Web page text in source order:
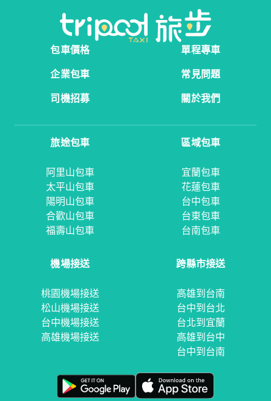
包車價格
單程專車
企業包車
常見問題
司機招募
關於我們
旅途包車
阿里山包車
太平山包車
陽明山包車
合歡山包車
福壽山包車
區域包車
宜蘭包車
花蓮包車
台中包車
台東包車
台南包車
機場接送
桃園機場接送
松山機場接送
台中機場接送
高雄機場接送
跨縣市接送
高雄到台南
台中到台北
台北到宜蘭
高雄到台中
台中到台南